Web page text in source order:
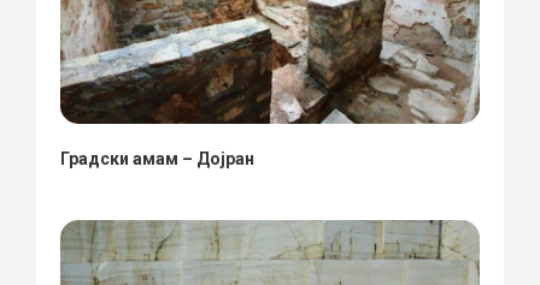
Градски амам – Дојран